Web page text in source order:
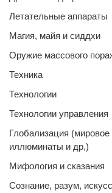
Летательные аппараты
Магия, майя и сиддхи
Оружие массового
Техника
Технологии
Технологии управления
Глобализация
иллюминаты и др,)
Мифология и сказания
Сознание, разум,